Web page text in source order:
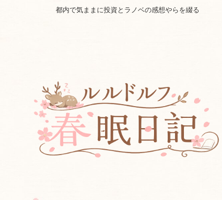
都内で気ままに投資とラノベの感想やらを綴る